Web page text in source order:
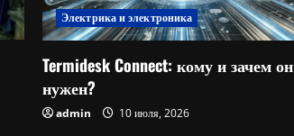
Электрика и электроника
Termidesk Connect: кому и зачем он
нужен?
admin 10 июля, 2026